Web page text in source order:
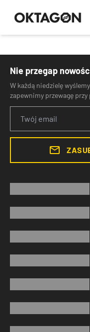
Nie przegap
W każdą niedzielę
zapewnimy przewagę